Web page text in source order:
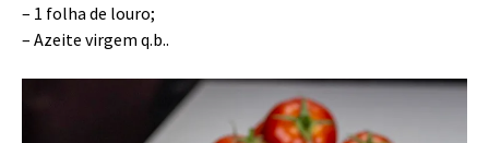
– 1 folha de louro;
– Azeite virgem q.b..